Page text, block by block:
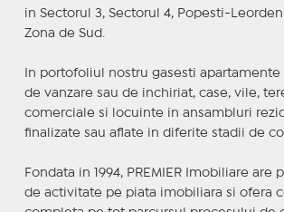
in Sectorul 3, Sectorul 4, Popesti-
Zona de Sud.
In portofoliul nostru gasesti apartamente
de vanzare sau de inchiriat, case, vile,
comerciale si locuinte in ansambluri
finalizate sau aflate in diferite stadii de
Fondata in 1994, PREMIER Imobiliare are
de activitate pe piata imobiliara si ofera